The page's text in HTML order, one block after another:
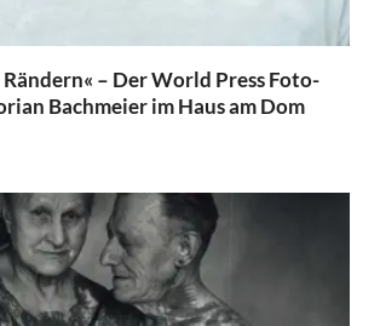
Rändern« – Der World Press Foto-
Bachmeier im Haus am Dom